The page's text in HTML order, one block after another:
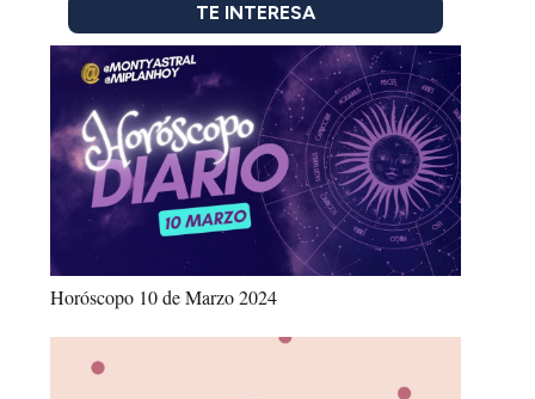
TE INTERESA
Horóscopo 10 de Marzo 2024